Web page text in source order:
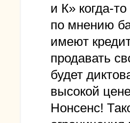
и К» когда-
по мнению
имеют
продавать
будет
высокой
Нонсенс!